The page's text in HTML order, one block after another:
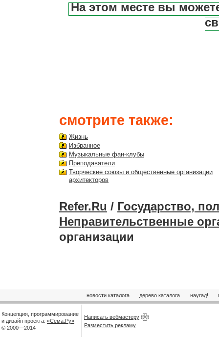
На этом месте вы
смотрите также:
Жизнь
Избранное
Музыкальные фан-клубы
Преподаватели
Творческие союзы и общественные организации
архитекторов
Refer.Ru / Государство,
Неправительственные
организации
новости каталога дерево каталога наугад!
Концепция, программирование
и дизайн проекта: «Сёма.Ру»
© 2000—2014
Написать вебмастеру
Разместить рекламу